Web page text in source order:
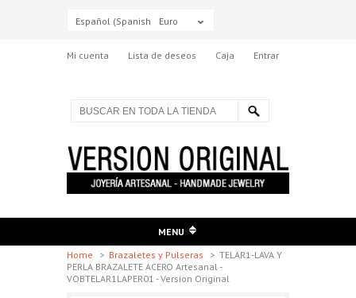
Español (Spanish) Euro
Mi cuenta Lista de deseos Caja Entrar
MENU
Home
> Brazaletes y Pulseras > TELAR1-LAVA Y
PERLA BRAZALETE ACERO Artesanal -
VOBTELAR1LAPER01 - Version Original